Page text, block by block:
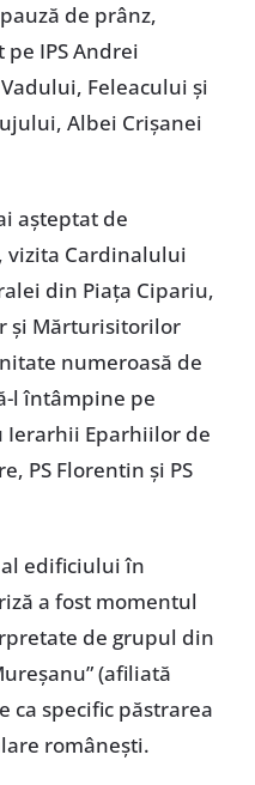
de prânz,
IPS Andrei
Feleacului şi
Albei Crişanei
aşteptat de
vizita Cardinalului
din Piaţa Cipariu,
şi Mărturisitorilor
numeroasă de
l întâmpine pe
Eparhiilor de
PS Florentin şi PS
edificiului în
a fost momentul
de grupul din
(afiliată
ca specific păstrarea
româneşti.